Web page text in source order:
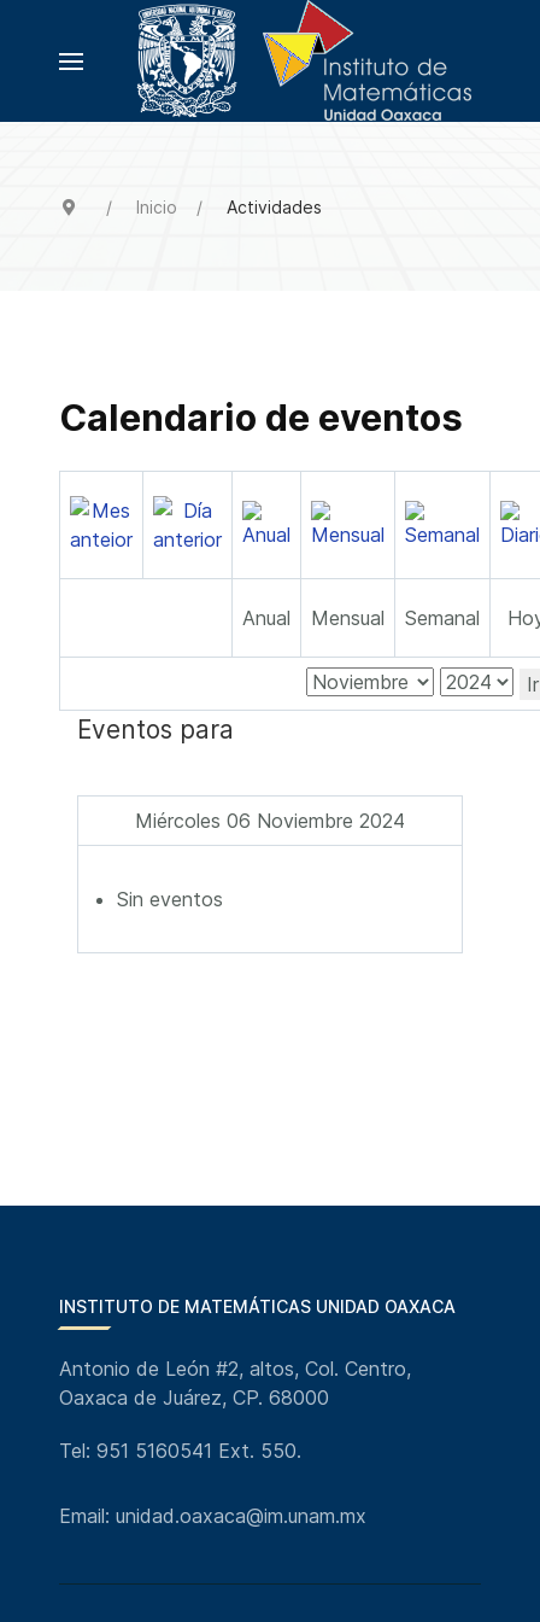
Inicio Actividades
Calendario de eventos
Anual Mensual Semanal
Eventos para
Miércoles 06 Noviembre 2024
Sin eventos
INSTITUTO DE MATEMÁTICAS UNIDAD OAXACA
Antonio de León #2, altos, Col. Centro,
Oaxaca de Juárez, CP. 68000
Tel: 951 5160541 Ext. 550.
Email: unidad.oaxaca@im.unam.mx